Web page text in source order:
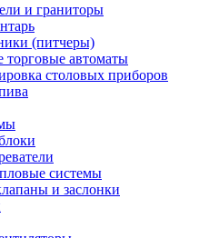
и граниторы
(питчеры)
торговые автоматы
столовых приборов
системы
и заслонки